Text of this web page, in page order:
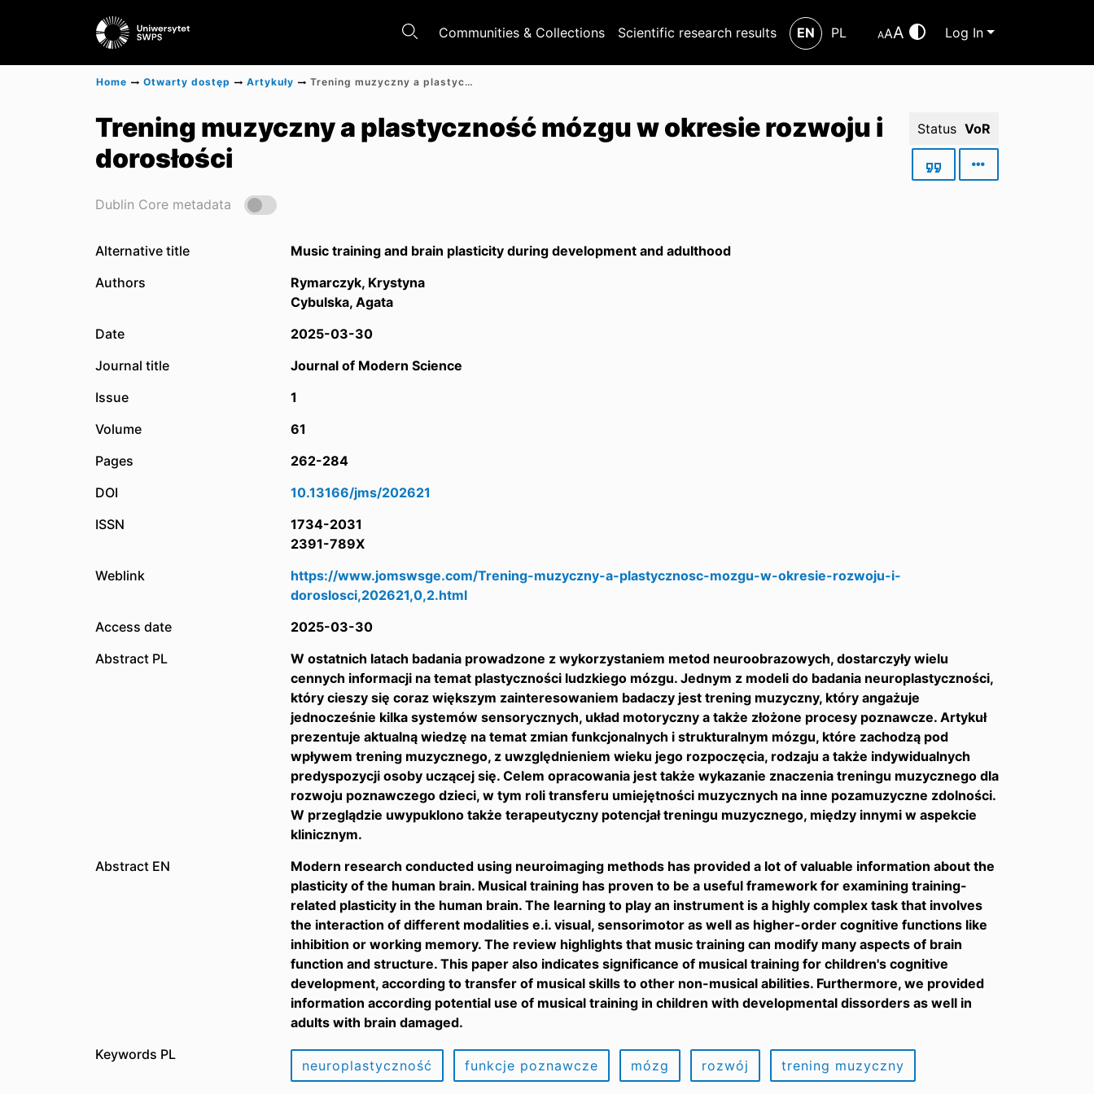
Communities & Collections Scientific research results EN PL AAA Log In
Home Otwarty dostęp Artykuły Trening muzyczny a plastyczność mózgu w okresie rozwoju i dorosłości
Trening muzyczny a plastyczność mózgu w okresie rozwoju i
dorosłości
Status VoR
Dublin Core metadata
Alternative title
Music training and brain plasticity during development and adulthood
Authors
Rymarczyk, Krystyna
Cybulska, Agata
Date
2025-03-30
Journal title
Journal of Modern Science
Issue
1
Volume
61
Pages
262-284
DOI
10.13166/jms/202621
ISSN
1734-2031
2391-789X
Weblink
https://www.jomswsge.com/Trening-muzyczny-a-plastycznosc-mozgu-w-okresie-rozwoju-i-
doroslosci,202621,0,2.html
Access date
2025-03-30
Abstract PL
W ostatnich latach badania prowadzone z wykorzystaniem metod neuroobrazowych, dostarczyły wielu
cennych informacji na temat plastyczności ludzkiego mózgu. Jednym z modeli do badania neuroplastyczności,
który cieszy się coraz większym zainteresowaniem badaczy jest trening muzyczny, który angażuje
jednocześnie kilka systemów sensorycznych, układ motoryczny a także złożone procesy poznawcze. Artykuł
prezentuje aktualną wiedzę na temat zmian funkcjonalnych i strukturalnym mózgu, które zachodzą pod
wpływem trening muzycznego, z uwzględnieniem wieku jego rozpoczęcia, rodzaju a także indywidualnych
predyspozycji osoby uczącej się. Celem opracowania jest także wykazanie znaczenia treningu muzycznego dla
rozwoju poznawczego dzieci, w tym roli transferu umiejętności muzycznych na inne pozamuzyczne zdolności.
W przeglądzie uwypuklono także terapeutyczny potencjał treningu muzycznego, między innymi w aspekcie
klinicznym.
Abstract EN
Modern research conducted using neuroimaging methods has provided a lot of valuable information about the
plasticity of the human brain. Musical training has proven to be a useful framework for examining training-
related plasticity in the human brain. The learning to play an instrument is a highly complex task that involves
the interaction of different modalities e.i. visual, sensorimotor as well as higher-order cognitive functions like
inhibition or working memory. The review highlights that music training can modify many aspects of brain
function and structure. This paper also indicates significance of musical training for children's cognitive
development, according to transfer of musical skills to other non-musical abilities. Furthermore, we provided
information according potential use of musical training in children with developmental dissorders as well in
adults with brain damaged.
Keywords PL
neuroplastyczność funkcje poznawcze mózg rozwój trening muzyczny